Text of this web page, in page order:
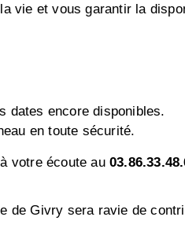
vie et vous garantir la
dates encore disponibles.
en toute sécurité.
votre écoute au
de Givry sera ravie de